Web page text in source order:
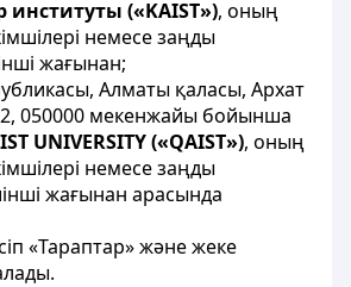
институты («KAIST»), оның
немесе заңды
жағынан;
Алматы қаласы, Архат
050000 мекенжайы бойынша
UNIVERSITY («QAIST»), оның
немесе заңды
жағынан арасында
«Тараптар» жәнежеке
.